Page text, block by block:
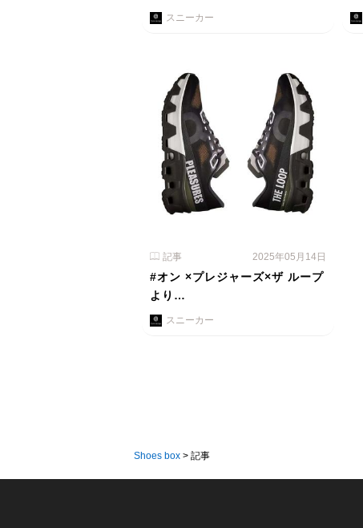
スニーカー
記事 2025年05月14日
#オン ×プレジャーズ×ザ ループ
より…
スニーカー
Shoes box > 記事